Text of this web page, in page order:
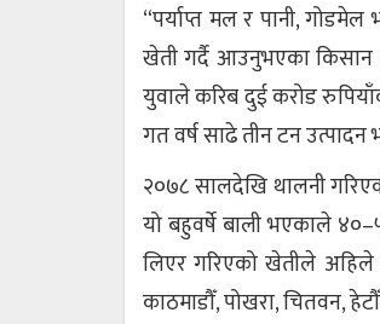
“पर्याप्त मल र पानी,
खेती गर्दै आउनुभएका किसान
युवाले करिब दुई करोड
गत वर्ष साढे तीन टन उत्पादन
२०७८ सालदेखि थालनी
यो बहुवर्षे बाली भएकाले
लिएर गरिएको खेतीले अहिले
काठमाडौँ, पोखरा, चितवन,